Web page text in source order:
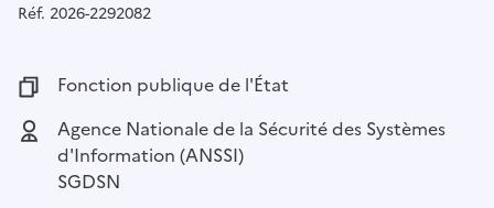
Réf. Référence :
2026-2292082
Fonction publique :
Fonction publique de l'État
Employeur :
Agence Nationale de la Sécurité des Systèmes
d'Information (ANSSI)
SGDSN